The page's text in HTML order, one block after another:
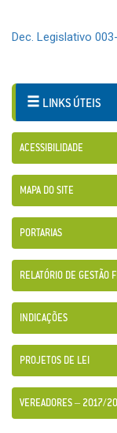
Dec. Legislativo
LINKS ÚTEIS
ACESSIBILIDADE
MAPA DO SITE
PORTARIAS
RELATÓRIO DE GESTÃO
INDICAÇÕES
PROJETOS DE LEI
VEREADORES – 2017/